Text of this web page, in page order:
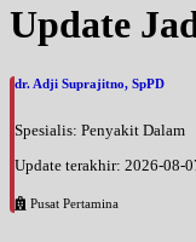
Update
dr. Adji Suprajitno, SpPD
Spesialis: Penyakit Dalam
Update terakhir: 2026-08-
Pusat Pertamina